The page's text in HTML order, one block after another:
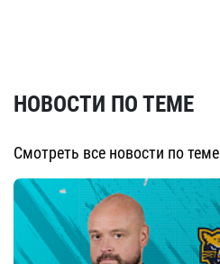
НОВОСТИ ПО ТЕМЕ
Смотреть все новости по теме